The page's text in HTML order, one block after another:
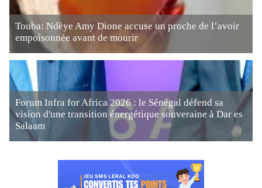
Touba: Ndèye Amy Dione accuse un proche de l’avoir
empoisonnée avant de mourir
Forum Infra for Africa 2026 : le Sénégal défend sa
vision d'une transition énergétique souveraine à Dar es
Salaam